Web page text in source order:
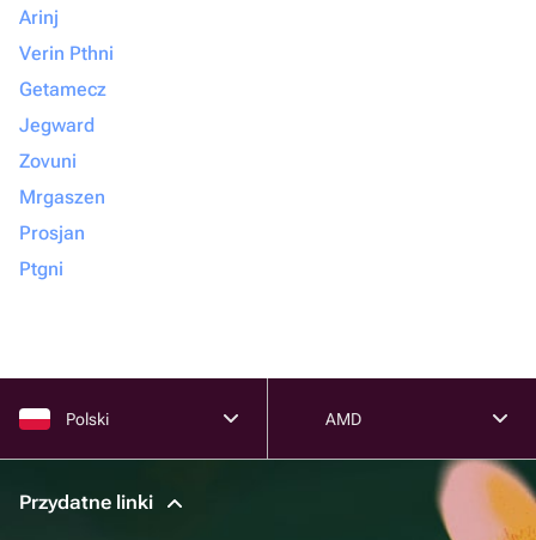
Arinj
Verin Pthni
Getamecz
Jegward
Zovuni
Mrgaszen
Prosjan
Ptgni
Polski AMD
Przydatne linki